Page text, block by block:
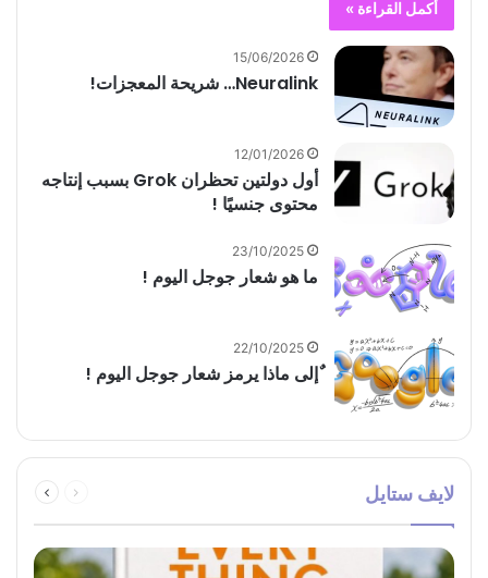
أكمل القراءة »
15/06/2026
Neuralink… شريحة المعجزات!
12/01/2026
أول دولتين تحظران Grok بسبب إنتاجه
محتوى جنسيًا !
23/10/2025
ما هو شعار جوجل اليوم !
22/10/2025
ٌإلى ماذا يرمز شعار جوجل اليوم !
لايف ستايل
الصفحة